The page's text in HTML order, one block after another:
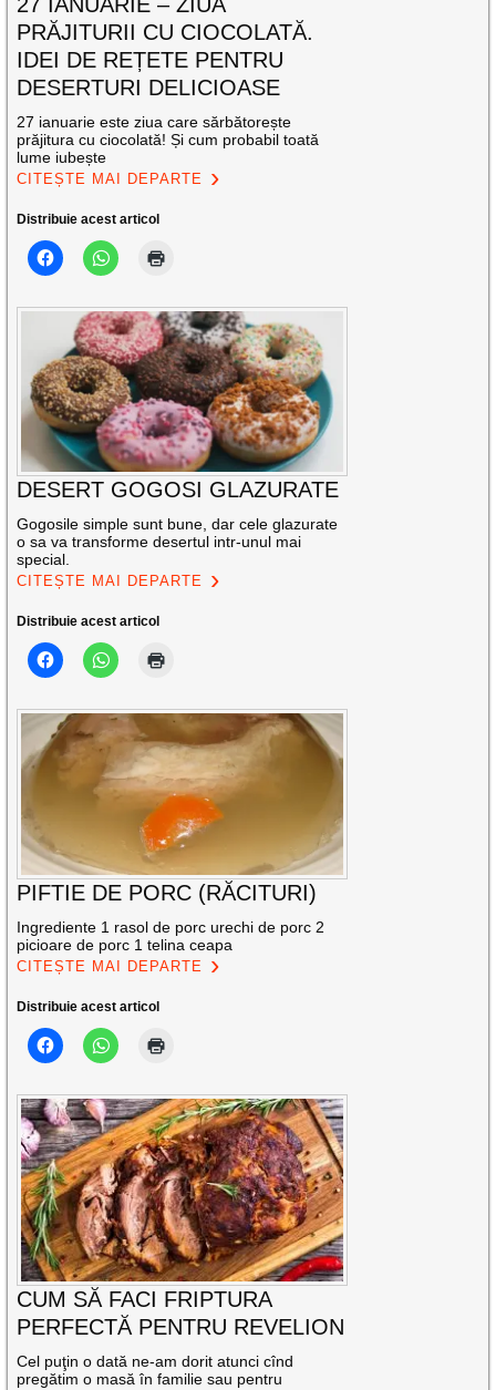
PRĂJITURII CU CIOCOLATĂ.
IDEI DE REȚETE PENTRU
DESERTURI DELICIOASE
27 ianuarie este ziua care sărbătorește
prăjitura cu ciocolată! Și cum probabil toată
lume iubește
CITEȘTE MAI DEPARTE
Distribuie acest articol
DESERT GOGOSI GLAZURATE
Gogosile simple sunt bune, dar cele glazurate
o sa va transforme desertul intr-unul mai
special.
CITEȘTE MAI DEPARTE
Distribuie acest articol
PIFTIE DE PORC (RĂCITURI)
Ingrediente 1 rasol de porc urechi de porc 2
picioare de porc 1 telina ceapa
CITEȘTE MAI DEPARTE
Distribuie acest articol
CUM SĂ FACI FRIPTURA
PERFECTĂ PENTRU REVELION
Cel puţin o dată ne-am dorit atunci cînd
pregătim o masă în familie sau pentru